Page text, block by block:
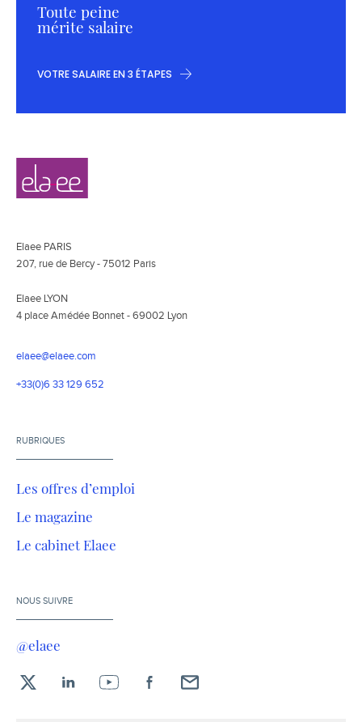
Toute peine
mérite salaire
VOTRE SALAIRE EN 3 ÉTAPES
Navigation
secondaire
Elaee
Elaee PARIS
207, rue de Bercy - 75012 Paris
Elaee LYON
4 place Amédée Bonnet - 69002 Lyon
elaee@elaee.com
+33(0)6 33 129 652
RUBRIQUES
Les offres d’emploi
Le magazine
Le cabinet Elaee
NOUS SUIVRE
@elaee